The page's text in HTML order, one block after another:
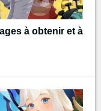
à obtenir et à